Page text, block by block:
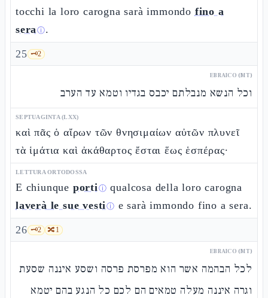
tocchi la loro carogna sarà immondo fino a
seraⓘ.
25 🗝️2
EBRAICO (MT)
וכל הנשא מנבלתם יכבס בגדיו וטמא עד הערב
SEPTUAGINTA (LXX)
καὶ πᾶς ὁ αἴρων τῶν θνησιμαίων αὐτῶν πλυνεῖ
τὰ ἱμάτια καὶ ἀκάθαρτος ἔσται ἕως ἑσπέρας·
LETTURA ORTODOSSA
E chiunque portiⓘ qualcosa della loro carogna
laverà le sue vestiⓘ e sarà immondo fino a sera.
26 🗝️2 🔀1
EBRAICO (MT)
לכל הבהמה אשר הוא מפרסת פרסה ושסע איננה שסעת
וגרה איננה מעלה טמאים הם לכם כל הנגע בהם יטמא